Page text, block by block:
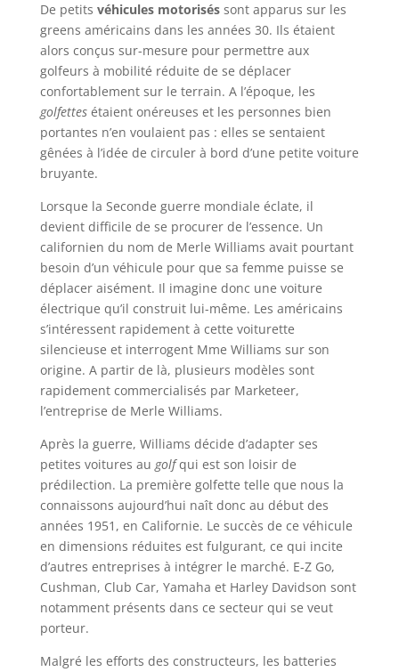
De petits véhicules motoriséssont apparus sur les
greens américains dans les années 30. Ils étaient
alors conçus sur-mesure pour permettre aux
golfeurs à mobilité réduite de se déplacer
confortablement sur le terrain. A l’époque, les
golfettesétaient onéreuses et les personnes bien
portantes n’en voulaient pas : elles se sentaient
gênées à l’idée de circuler à bord d’une petite voiture
bruyante.
Lorsque la Seconde guerre mondiale éclate, il
devient difficile de se procurer de l’essence. Un
californien du nom de Merle Williams avait pourtant
besoin d’un véhicule pour que sa femme puisse se
déplacer aisément. Il imagine donc une voiture
électrique qu’il construit lui-même. Les américains
s’intéressent rapidement à cette voiturette
silencieuse et interrogent Mme Williams sur son
origine. A partir de là, plusieurs modèles sont
rapidement commercialisés par Marketeer,
l’entreprise de Merle Williams.
Après la guerre, Williams décide d’adapter ses
petites voitures au golfqui est son loisir de
prédilection. La première golfette telle que nous la
connaissons aujourd’hui naît donc au début des
années 1951, en Californie. Le succès de ce véhicule
en dimensions réduites est fulgurant, ce qui incite
d’autres entreprises à intégrer le marché. E-Z Go,
Cushman, Club Car, Yamaha et Harley Davidson sont
notamment présents dans ce secteur qui se veut
porteur.
Malgré les efforts des constructeurs, les batteries